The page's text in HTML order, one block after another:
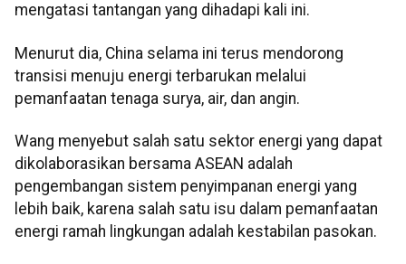
mengatasi tantangan yang dihadapi kali ini.
Menurut dia, China selama ini terus mendorong
transisi menuju energi terbarukan melalui
pemanfaatan tenaga surya, air, dan angin.
Wang menyebut salah satu sektor energi yang dapat
dikolaborasikan bersama ASEAN adalah
pengembangan sistem penyimpanan energi yang
lebih baik, karena salah satu isu dalam pemanfaatan
energi ramah lingkungan adalah kestabilan pasokan.